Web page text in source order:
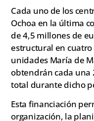
Cada uno de los
Ochoa en la última
de 4,5 millones de
estructural en
unidades María de
obtendrán cada una
total durante dicho
Esta financiación
organización, la